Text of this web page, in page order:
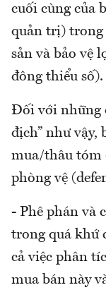
cuối cùng của
quản trị) trong
sản và bảo vệ
đông thiểu số).
Đối với những
địch” như vậy,
mua/thâu tóm
phòng vệ
- Phê phán và
trong quá khứ
cả việc phân
mua bán này